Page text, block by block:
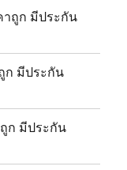
าถูก มีประกัน
ก มีประกัน
ก มีประกัน